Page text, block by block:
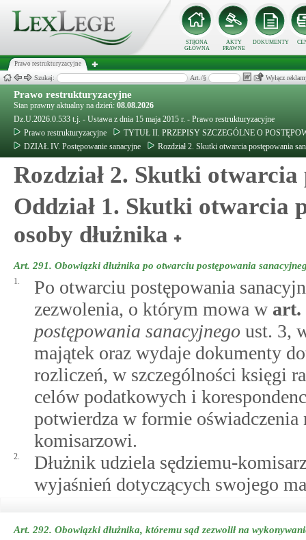
STRONA
GŁÓWNA
AKTY
PRAWNE
DOKUMENTY
Prawo restrukturyzacyjne
Szukaj: Art./§ Wyłącz
Prawo restrukturyzacyjne
Stan prawny aktualny na dzień: 08.08.2026
Dz.U.2026.0.533 t.j. - Ustawa z dnia 15 maja 2015 r. - Prawo restrukturyzacyjne
Prawo restrukturyzacyjne
TYTUŁ II. PRZEPISY SZCZEGÓLNE O
DZIAŁ IV. Postępowanie sanacyjne
Rozdział 2. Skutki otwarcia postępowania
Rozdział 2. Skutki
Oddział 1. Skutki otwarcia
osoby dłużnika
Art. 291. Obowiązki dłużnika po otwarciu postępowania
1.
Po otwarciu postępowania
zezwolenia, o którym mowa w art.
postępowania sanacyjnego ust. 3,
majątek oraz wydaje dokumenty
rozliczeń, w szczególności księgi
celów podatkowych i
potwierdza w formie oświadczenia
komisarzowi.
2.
Dłużnik udziela sędziemu-
wyjaśnień dotyczących swojego
Art. 292. Obowiązki dłużnika, któremu sąd zezwolił na